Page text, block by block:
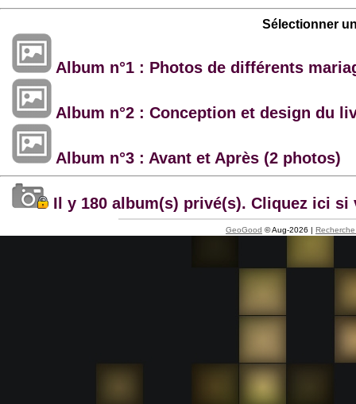
Sélectionner
Album n°1 : Photos de différents
Album n°2 : Conception et design du
Album n°3 : Avant et Après (2 photos)
Il y 180 album(s) privé(s). Cliquez ici si
GeoGood © Aug-2026 |